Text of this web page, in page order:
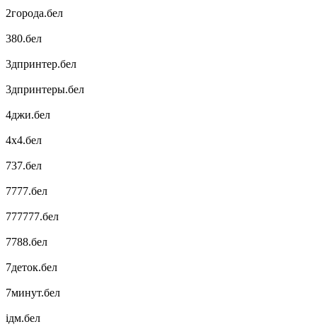
2города.бел
380.бел
3дпринтер.бел
3дпринтеры.бел
4джи.бел
4х4.бел
737.бел
7777.бел
777777.бел
7788.бел
7деток.бел
7минут.бел
ідм.бел